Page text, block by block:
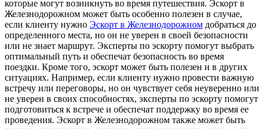
которые могут возникнуть во время путешествия. Эскорт в
Железнодорожном может быть особенно полезен в случае,
если клиенту нужно Эскорт в Железнодорожном добраться до
определенного места, но он не уверен в своей безопасности
или не знает маршрут. Эксперты по эскорту помогут выбрать
оптимальный путь и обеспечат безопасность во время
поездки. Кроме того, эскорт может быть полезен и в других
ситуациях. Например, если клиенту нужно провести важную
встречу или переговоры, но он чувствует себя неуверенно или
не уверен в своих способностях, эксперты по эскорту помогут
подготовиться к встрече и обеспечат поддержку во время ее
проведения. Эскорт в Железнодорожном также может быть